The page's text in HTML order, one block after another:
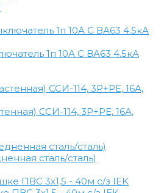
1п 10А С ВА63 4.5кА
ССИ-114, 3Р+РЕ, 16А,
сталь/сталь)